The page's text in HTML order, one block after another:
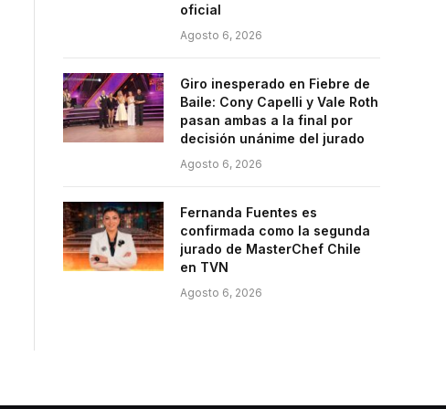
oficial
Agosto 6, 2026
Giro inesperado en Fiebre de
Baile: Cony Capelli y Vale Roth
pasan ambas a la final por
decisión unánime del jurado
Agosto 6, 2026
Fernanda Fuentes es
confirmada como la segunda
jurado de MasterChef Chile
en TVN
Agosto 6, 2026